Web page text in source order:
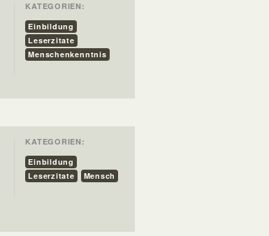
KATEGORIEN:
Einbildung
Leserzitate
Menschenkenntnis
KATEGORIEN:
Einbildung
Leserzitate
Mensch